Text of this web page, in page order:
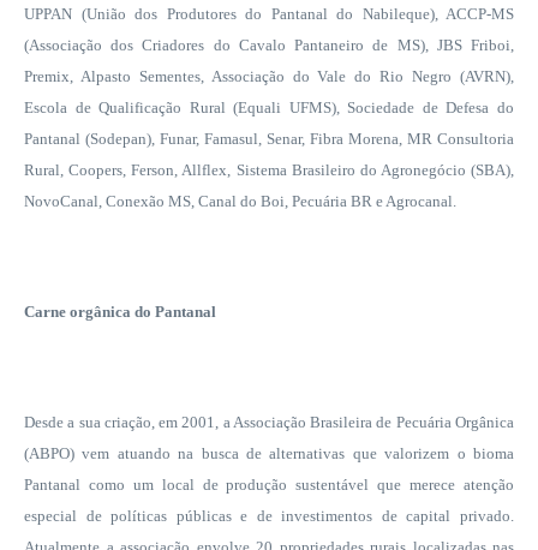
UPPAN (União dos Produtores do Pantanal do Nabileque), ACCP-MS
(Associação dos Criadores do Cavalo Pantaneiro de MS), JBS Friboi,
Premix, Alpasto Sementes, Associação do Vale do Rio Negro (AVRN),
Escola de Qualificação Rural (Equali UFMS), Sociedade de Defesa do
Pantanal (Sodepan), Funar, Famasul, Senar, Fibra Morena, MR Consultoria
Rural, Coopers, Ferson, Allflex, Sistema Brasileiro do Agronegócio (SBA),
NovoCanal, Conexão MS, Canal do Boi, Pecuária BR e Agrocanal.
Carne orgânica do Pantanal
Desde a sua criação, em2001, aAssociação Brasileira de Pecuária Orgânica
(ABPO) vem atuando na busca de alternativas que valorizem o bioma
Pantanal como um local de produção sustentável que merece atenção
especial de políticas públicas e de investimentos de capital privado.